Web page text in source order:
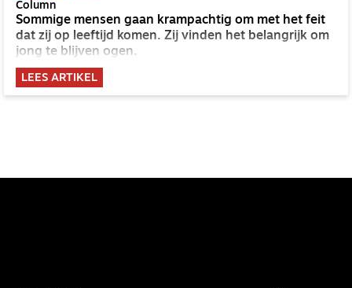
Column
Sommige mensen gaan krampachtig om met het feit
dat zij op leeftijd komen. Zij vinden het belangrijk om
jong te blijven ogen.
LEES ARTIKEL